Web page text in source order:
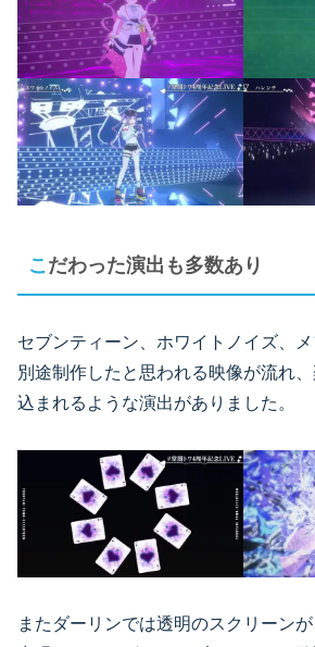
こだわった演出も多数あり
セブンティーン、ホワイトノイズ、メ
別途制作したと思われる映像が流れ
込まれるような演出がありました。
またダーリンでは透明のスクリーン